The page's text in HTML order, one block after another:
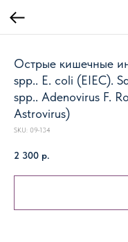
Острые кишечные
spp.. E. coli (EIEC).
spp.. Adenovirus F.
Astrovirus)
SKU: 09-134
2 300 р.